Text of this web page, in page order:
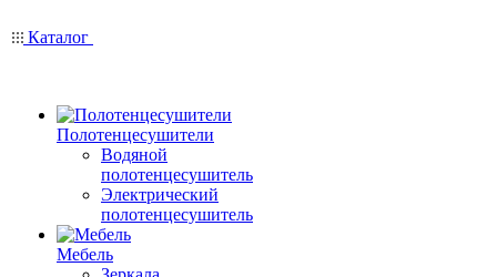
Каталог
Полотенцесушители
Водяной
полотенцесушитель
Электрический
полотенцесушитель
Мебель